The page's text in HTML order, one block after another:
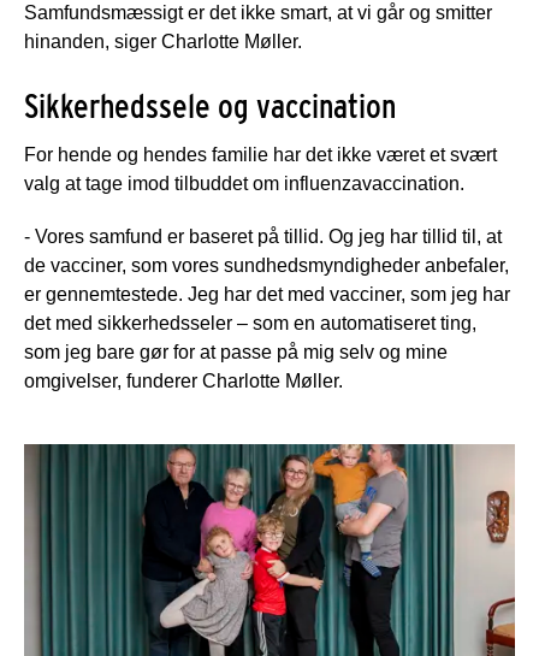
Samfundsmæssigt er det ikke smart, at vi går og smitter
hinanden, siger Charlotte Møller.
Sikkerhedssele og vaccination
For hende og hendes familie har det ikke været et svært
valg at tage imod tilbuddet om influenzavaccination.
- Vores samfund er baseret på tillid. Og jeg har tillid til, at
de vacciner, som vores sundhedsmyndigheder anbefaler,
er gennemtestede. Jeg har det med vacciner, som jeg har
det med sikkerhedsseler – som en automatiseret ting,
som jeg bare gør for at passe på mig selv og mine
omgivelser, funderer Charlotte Møller.